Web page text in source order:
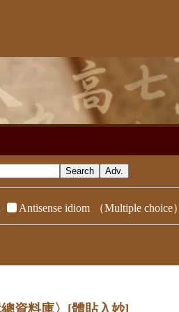
Antisense idiom （Multiple choice）
資料庫〉 [體貼入妙]